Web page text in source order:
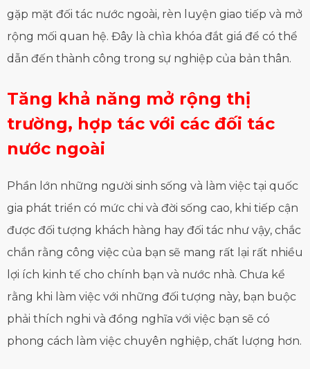
gặp mặt đối tác nước ngoài, rèn luyện giao tiếp và mở
rộng mối quan hệ. Đây là chìa khóa đắt giá để có thể
dẫn đến thành công trong sự nghiệp của bản thân.
Tăng khả năng mở rộng thị
trường, hợp tác với các đối tác
nước ngoài
Phần lớn những người sinh sống và làm việc tại quốc
gia phát triển có mức chi và đời sống cao, khi tiếp cận
được đối tượng khách hàng hay đối tác như vậy, chắc
chắn rằng công việc của bạn sẽ mang rất lại rất nhiều
lợi ích kinh tế cho chính bạn và nước nhà. Chưa kể
rằng khi làm việc với những đối tượng này, bạn buộc
phải thích nghi và đồng nghĩa với việc bạn sẽ có
phong cách làm việc chuyên nghiệp, chất lượng hơn.